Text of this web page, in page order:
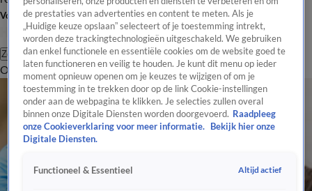
Volg Hart van Nederland
Zoeken
OverzichtRegioUitzendingenWeerTip de redactiePanelVideo's
de prestaties van advertenties en content te meten. Als je
„Huidige keuze opslaan” selecteert of je toestemming intrekt,
worden deze trackingtechnologieën uitgeschakeld. We gebruiken
dan enkel functionele en essentiële cookies om de website goed te
laten functioneren en veilig te houden. Je kunt dit menu op ieder
moment opnieuw openen om je keuzes te wijzigen of om je
toestemming in te trekken door op de link Cookie-instellingen
onder aan de webpagina te klikken. Je selecties zullen overal
binnen onze Digitale Diensten worden doorgevoerd. Raadpleeg
onze Cookieverklaring voor meer informatie.
Bekijk hier onze
Digitale Diensten.
Functioneel & Essentieel Altijd actief